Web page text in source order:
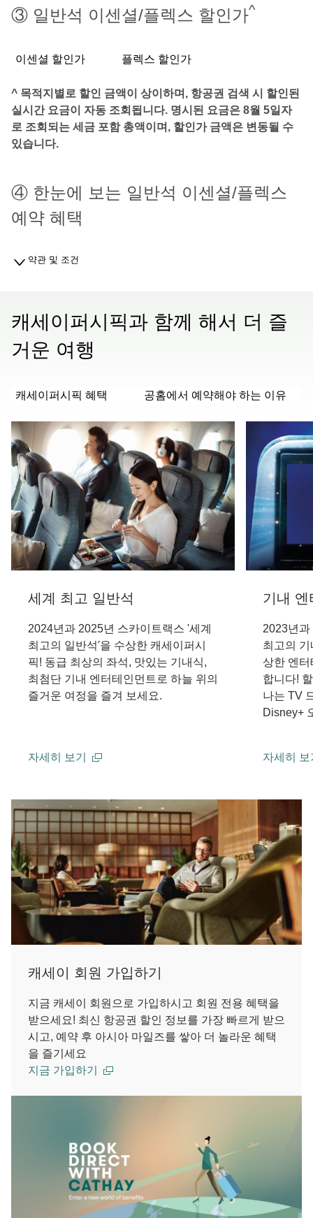
③ 일반석 이센셜/플렉스 할인가^
이센셜 할인가 플렉스 할인가
^ 목적지별로 할인 금액이 상이하며, 항공권 검색 시 할인된
실시간 요금이 자동 조회됩니다. 명시된 요금은 8월 5일자
로 조회되는 세금 포함 총액이며, 할인가 금액은 변동될 수
있습니다.
④ 한눈에 보는 일반석 이센셜/플렉스
예약 혜택
약관 및 조건
캐세이퍼시픽과 함께 해서 더 즐
거운 여행
캐세이퍼시픽 혜택 공홈에서 예약해야 하는 이유
세계 최고 일반석
2024년과 2025년 스카이트랙스 '세계
최고의 일반석'을 수상한 캐세이퍼시
픽! 동급 최상의 좌석, 맛있는 기내식,
최첨단 기내 엔터테인먼트로 하늘 위의
즐거운 여정을 즐겨 보세요.
자세히 보기
기내 엔
2023년
최고의
상한 엔
합니다!
나는 TV
Disney+
자세히 보
캐세이 회원 가입하기
지금 캐세이 회원으로 가입하시고 회원 전용 혜택을
받으세요! 최신 항공권 할인 정보를 가장 빠르게 받으
시고, 예약 후 아시아 마일즈를 쌓아 더 놀라운 혜택
을 즐기세요
지금 가입하기